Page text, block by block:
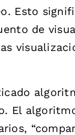
Esto
de
El